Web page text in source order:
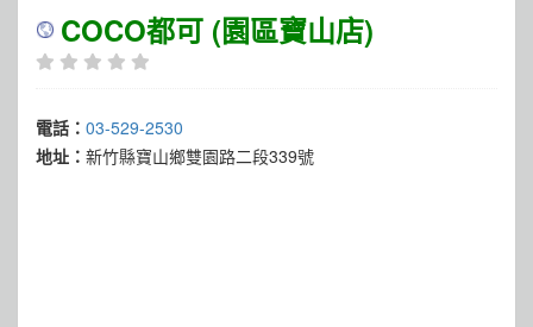
COCO都可 (園區寶山店)
電話： 03-529-2530
地址： 新竹縣寶山鄉雙園路二段339號
線上DM
品牌總覽